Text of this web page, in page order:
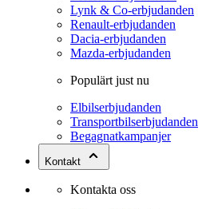
Lynk & Co-erbjudanden
Renault-erbjudanden
Dacia-erbjudanden
Mazda-erbjudanden
Populärt just nu
Elbilserbjudanden
Transportbilserbjudanden
Begagnatkampanjer
Kontakt
Kontakta oss